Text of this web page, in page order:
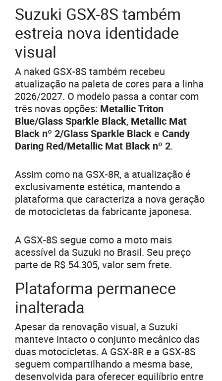
Suzuki GSX-8S também
estreia nova identidade
visual
A naked GSX-8S também recebeu
atualização na paleta de cores para a linha
2026/2027. O modelo passa a contar com
três novas opções: Metallic Triton
Blue/Glass Sparkle Black, Metallic Mat
Black nº 2/Glass Sparkle Black e Candy
Daring Red/Metallic Mat Black nº 2.
Assim como na GSX-8R, a atualização é
exclusivamente estética, mantendo a
plataforma que caracteriza a nova geração
de motocicletas da fabricante japonesa.
A GSX-8S segue como a moto mais
acessível da Suzuki no Brasil. Seu preço
parte de R$ 54.305, valor sem frete.
Plataforma permanece
inalterada
Apesar da renovação visual, a Suzuki
manteve intacto o conjunto mecânico das
duas motocicletas. A GSX-8R e a GSX-8S
seguem compartilhando a mesma base,
desenvolvida para oferecer equilíbrio entre